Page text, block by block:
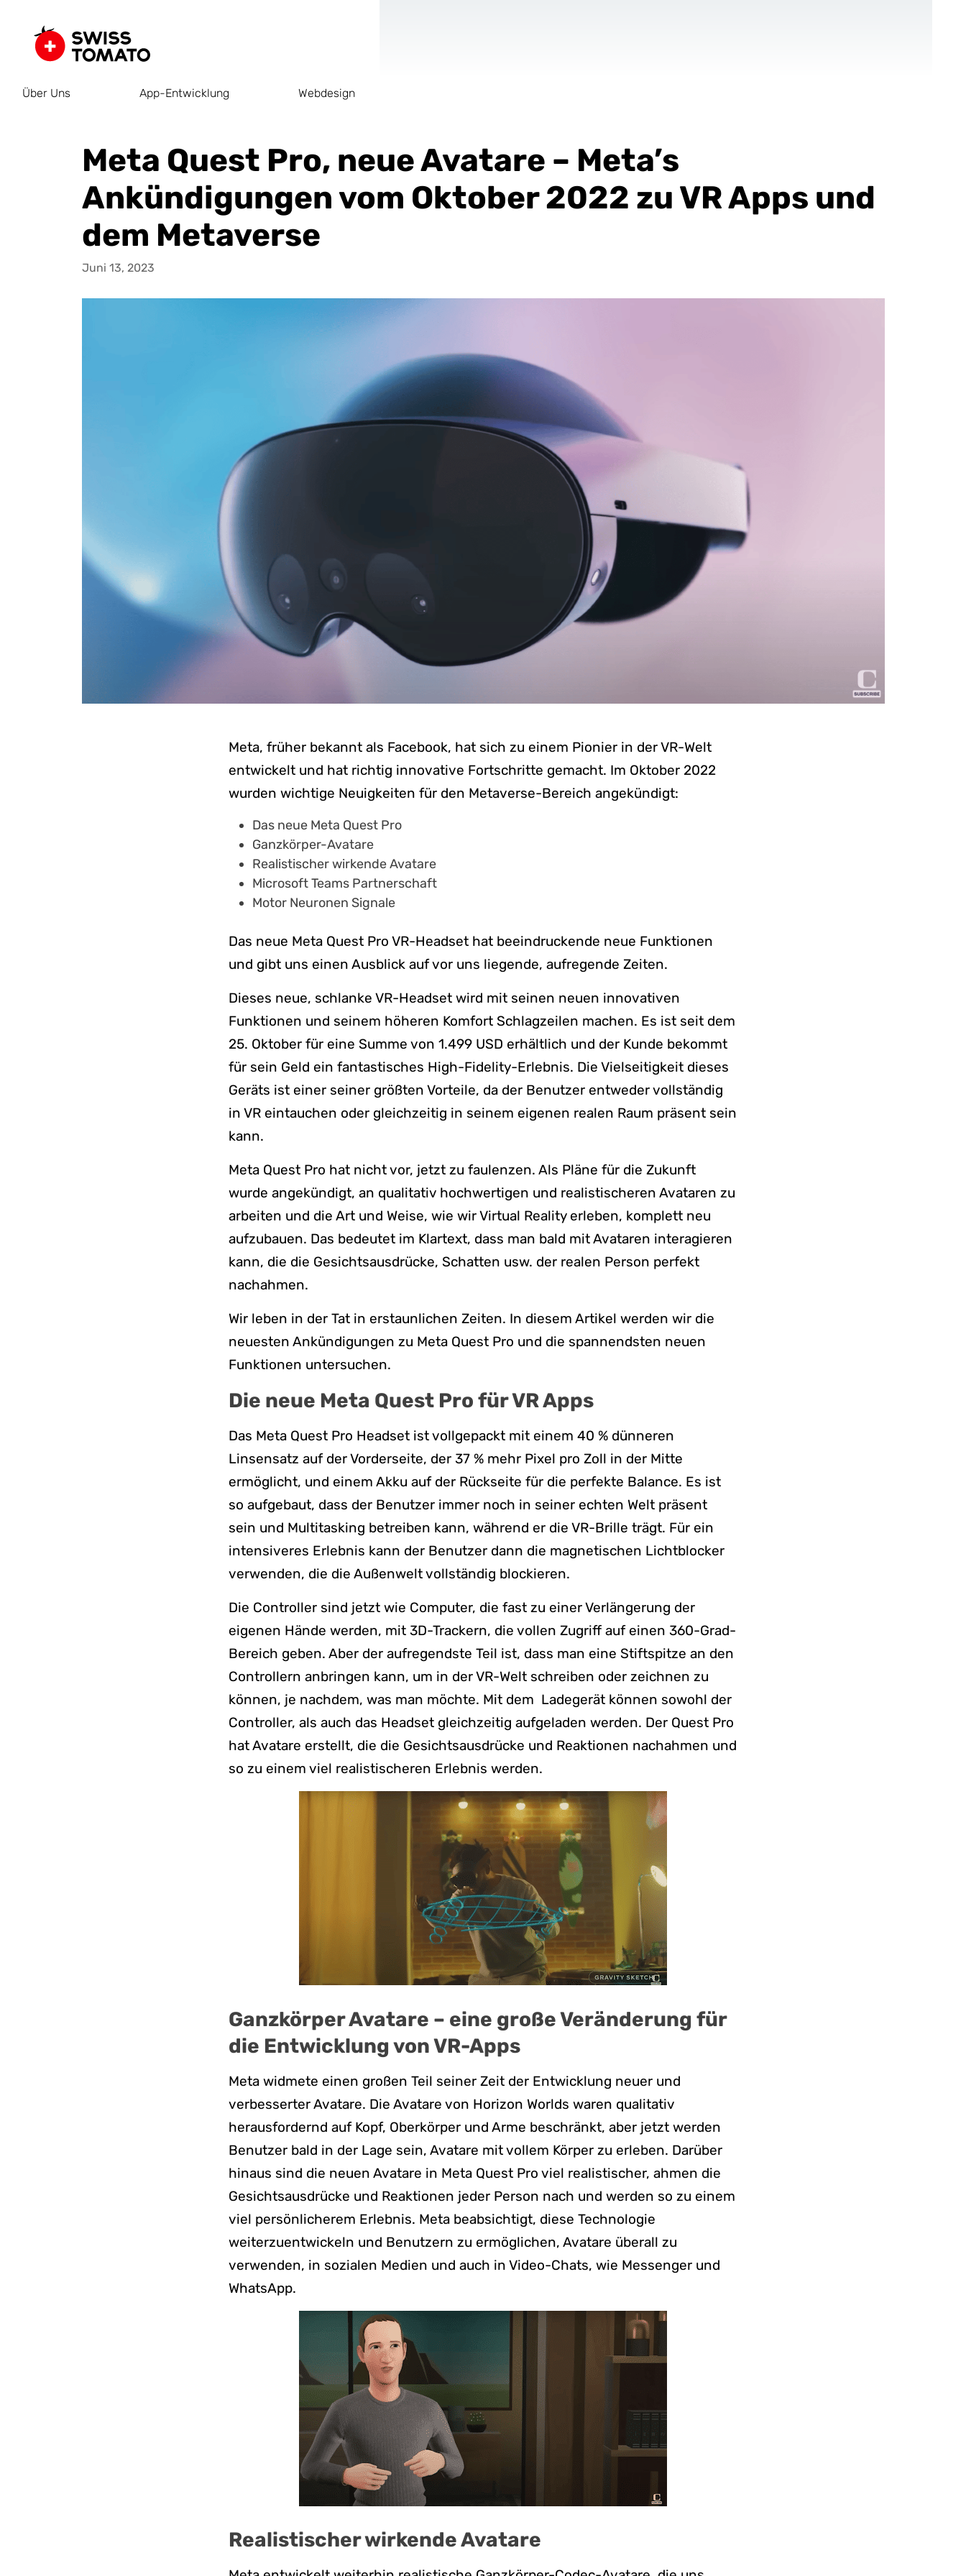
Über Uns App-Entwicklung Webdesign
Meta Quest Pro, neue Avatare – Meta’s
Ankündigungen vom Oktober 2022 zu VR Apps und
dem Metaverse
Juni 13, 2023
Meta, früher bekannt als Facebook, hat sich zu einem Pionier in der VR-Welt
entwickelt und hat richtig innovative Fortschritte gemacht. Im Oktober 2022
wurden wichtige Neuigkeiten für den Metaverse-Bereich angekündigt:
Das neue Meta Quest Pro
Ganzkörper-Avatare
Realistischer wirkende Avatare
Microsoft Teams Partnerschaft
Motor Neuronen Signale
Das neue Meta Quest Pro VR-Headset hat beeindruckende neue Funktionen
und gibt uns einen Ausblick auf vor uns liegende, aufregende Zeiten.
Dieses neue, schlanke VR-Headset wird mit seinen neuen innovativen
Funktionen und seinem höheren Komfort Schlagzeilen machen. Es ist seit dem
25. Oktober für eine Summe von 1.499 USD erhältlich und der Kunde bekommt
für sein Geld ein fantastisches High-Fidelity-Erlebnis. Die Vielseitigkeit dieses
Geräts ist einer seiner größten Vorteile, da der Benutzer entweder vollständig
in VR eintauchen oder gleichzeitig in seinem eigenen realen Raum präsent sein
kann.
Meta Quest Pro hat nicht vor, jetzt zu faulenzen. Als Pläne für die Zukunft
wurde angekündigt, an qualitativ hochwertigen und realistischeren Avataren zu
arbeiten und die Art und Weise, wie wir Virtual Reality erleben, komplett neu
aufzubauen. Das bedeutet im Klartext, dass man bald mit Avataren interagieren
kann, die die Gesichtsausdrücke, Schatten usw. der realen Person perfekt
nachahmen.
Wir leben in der Tat in erstaunlichen Zeiten. In diesem Artikel werden wir die
neuesten Ankündigungen zu Meta Quest Pro und die spannendsten neuen
Funktionen untersuchen.
Die neue Meta Quest Pro für VR Apps
Das Meta Quest Pro Headset ist vollgepackt mit einem 40 % dünneren
Linsensatz auf der Vorderseite, der 37 % mehr Pixel pro Zoll in der Mitte
ermöglicht, und einem Akku auf der Rückseite für die perfekte Balance. Es ist
so aufgebaut, dass der Benutzer immer noch in seiner echten Welt präsent
sein und Multitasking betreiben kann, während er die VR-Brille trägt. Für ein
intensiveres Erlebnis kann der Benutzer dann die magnetischen Lichtblocker
verwenden, die die Außenwelt vollständig blockieren.
Die Controller sind jetzt wie Computer, die fast zu einer Verlängerung der
eigenen Hände werden, mit 3D-Trackern, die vollen Zugriff auf einen 360-Grad-
Bereich geben. Aber der aufregendste Teil ist, dass man eine Stiftspitze an den
Controllern anbringen kann, um in der VR-Welt schreiben oder zeichnen zu
können, je nachdem, was man möchte. Mit dem Ladegerät können sowohl der
Controller, als auch das Headset gleichzeitig aufgeladen werden. Der Quest Pro
hat Avatare erstellt, die die Gesichtsausdrücke und Reaktionen nachahmen und
so zu einem viel realistischeren Erlebnis werden.
Ganzkörper Avatare – eine große Veränderung für
die Entwicklung von VR-Apps
Meta widmete einen großen Teil seiner Zeit der Entwicklung neuer und
verbesserter Avatare. Die Avatare von Horizon Worlds waren qualitativ
herausfordernd auf Kopf, Oberkörper und Arme beschränkt, aber jetzt werden
Benutzer bald in der Lage sein, Avatare mit vollem Körper zu erleben. Darüber
hinaus sind die neuen Avatare in Meta Quest Pro viel realistischer, ahmen die
Gesichtsausdrücke und Reaktionen jeder Person nach und werden so zu einem
viel persönlicherem Erlebnis. Meta beabsichtigt, diese Technologie
weiterzuentwickeln und Benutzern zu ermöglichen, Avatare überall zu
verwenden, in sozialen Medien und auch in Video-Chats, wie Messenger und
WhatsApp.
Realistischer wirkende Avatare